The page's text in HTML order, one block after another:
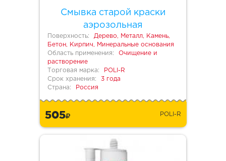
Смывка старой краски
аэрозольная
Поверхность:
Дерево, Металл, Камень,
Бетон, Кирпич, Минеральные основания
Область применения:
Очищение и
растворение
Торговая марка:
POLI-R
Срок хранения:
3 года
Страна:
Россия
505 POLI-R